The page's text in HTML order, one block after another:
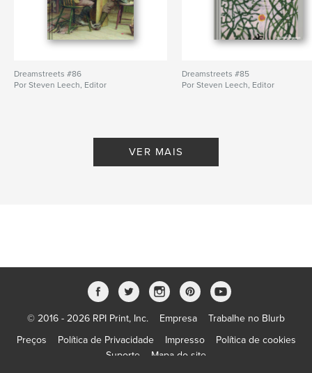
Dreamstreets #86
Por Steven Leech, Editor
Dreamstreets #85
Por Steven Leech, Editor
VER MAIS
© 2016 - 2026 RPI Print, Inc. Empresa
Trabalhe no Blurb
Preços
Política de Privacidade Impresso
Política de cookies
Suporte
Mapa do site